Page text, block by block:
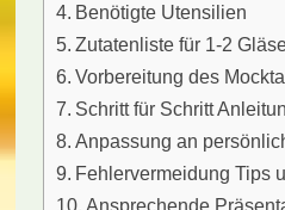
Benötigte Utensilien
Zutatenliste für 1-2
Vorbereitung des
Schritt für Schritt
Anpassung an
Fehlervermeidung Tips
Ansprechende